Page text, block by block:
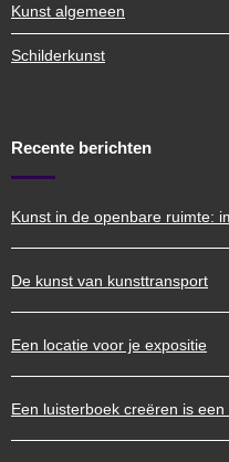
Kunst algemeen
Schilderkunst
Recente berichten
Kunst in de openbare ruimte:
De kunst van kunsttransport
Een locatie voor je expositie
Een luisterboek creëren is een